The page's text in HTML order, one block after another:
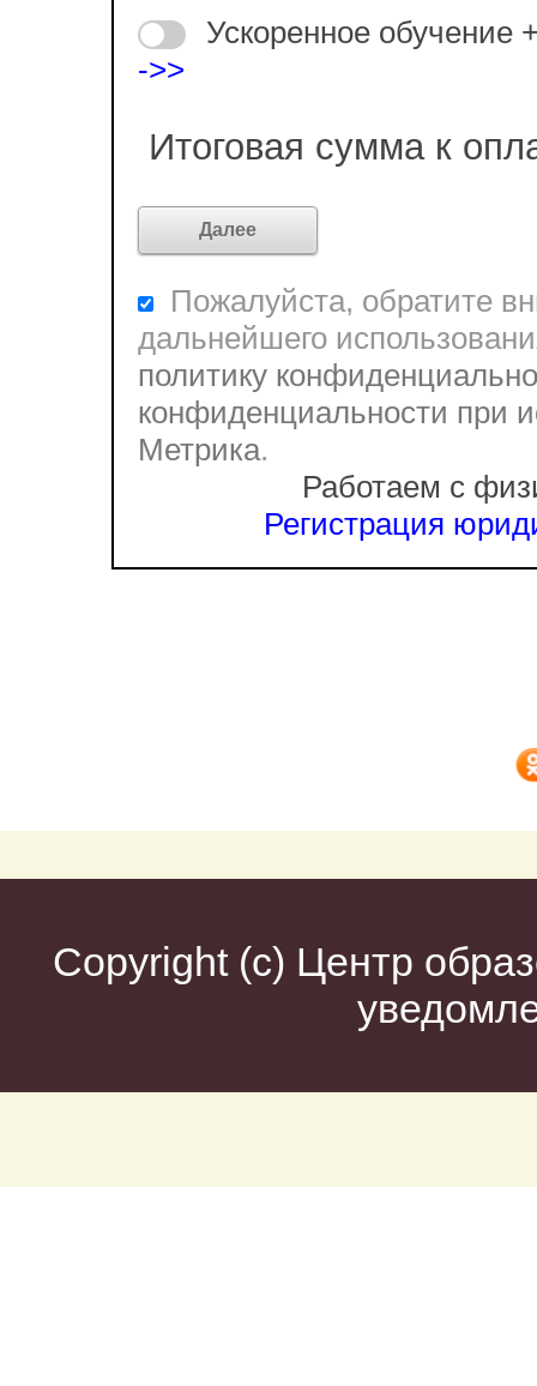
Ускоренное обучение
->>
Итоговая сумма к
Пожалуйста, обратите
дальнейшего
политику
конфиденциальности при
Метрика.
Работаем с
Регистрация
Copyright (c) Центр